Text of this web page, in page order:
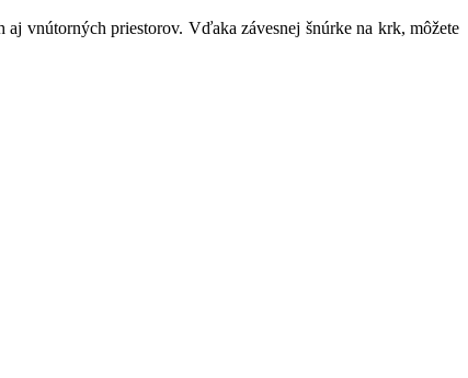
vnútorných priestorov. Vďaka závesnej šnúrke na krk, môžete